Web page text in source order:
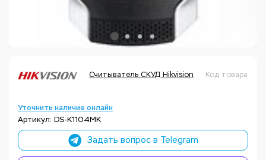
Считыватель СКУД Hikvision Код товара:
Уточнить наличие онлайн
Артикул: DS-K1104MK
Задать вопрос в Telegram